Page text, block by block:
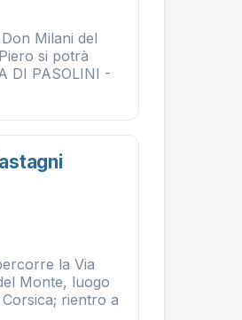
Milani del
si potrà
DI PASOLINI -
la Via
Monte, luogo
rientro a